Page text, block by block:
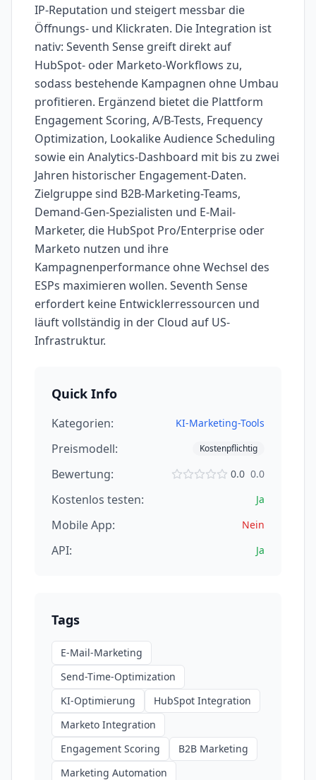
IP-Reputation und steigert messbar die
Öffnungs- und Klickraten. Die Integration ist
nativ: Seventh Sense greift direkt auf
HubSpot- oder Marketo-Workflows zu,
sodass bestehende Kampagnen ohne Umbau
profitieren. Ergänzend bietet die Plattform
Engagement Scoring, A/B-Tests, Frequency
Optimization, Lookalike Audience Scheduling
sowie ein Analytics-Dashboard mit bis zu zwei
Jahren historischer Engagement-Daten.
Zielgruppe sind B2B-Marketing-Teams,
Demand-Gen-Spezialisten und E-Mail-
Marketer, die HubSpot Pro/Enterprise oder
Marketo nutzen und ihre
Kampagnenperformance ohne Wechsel des
ESPs maximieren wollen. Seventh Sense
erfordert keine Entwicklerressourcen und
läuft vollständig in der Cloud auf US-
Infrastruktur.
Quick Info
Kategorien: KI-Marketing-Tools
Preismodell: Kostenpflichtig
Bewertung: 0.0 0.0
Kostenlos testen: Ja
Mobile App: Nein
API: Ja
Tags
E-Mail-Marketing
Send-Time-Optimization
KI-Optimierung
HubSpot Integration
Marketo Integration
Engagement Scoring
B2B Marketing
Marketing Automation